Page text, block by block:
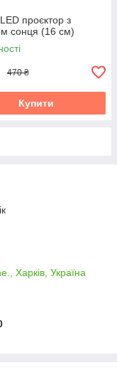
проєктор з
сонця (16 см)
470 ₴
Купити
Харків, Україна